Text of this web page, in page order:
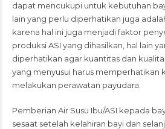
dapat mencukupi untuk kebutuhan
lain yang perlu diperhatikan juga
karena hal ini juga menjadi faktor
produksi ASI yang dihasilkan, hal lain
diperhatikan agar kuantitas dan
yang menyusui harus memperhatikan
melakukan perawatan payudara.
Pemberian Air Susu Ibu/ASI kepada
sesaat setelah kelahiran bayi dan